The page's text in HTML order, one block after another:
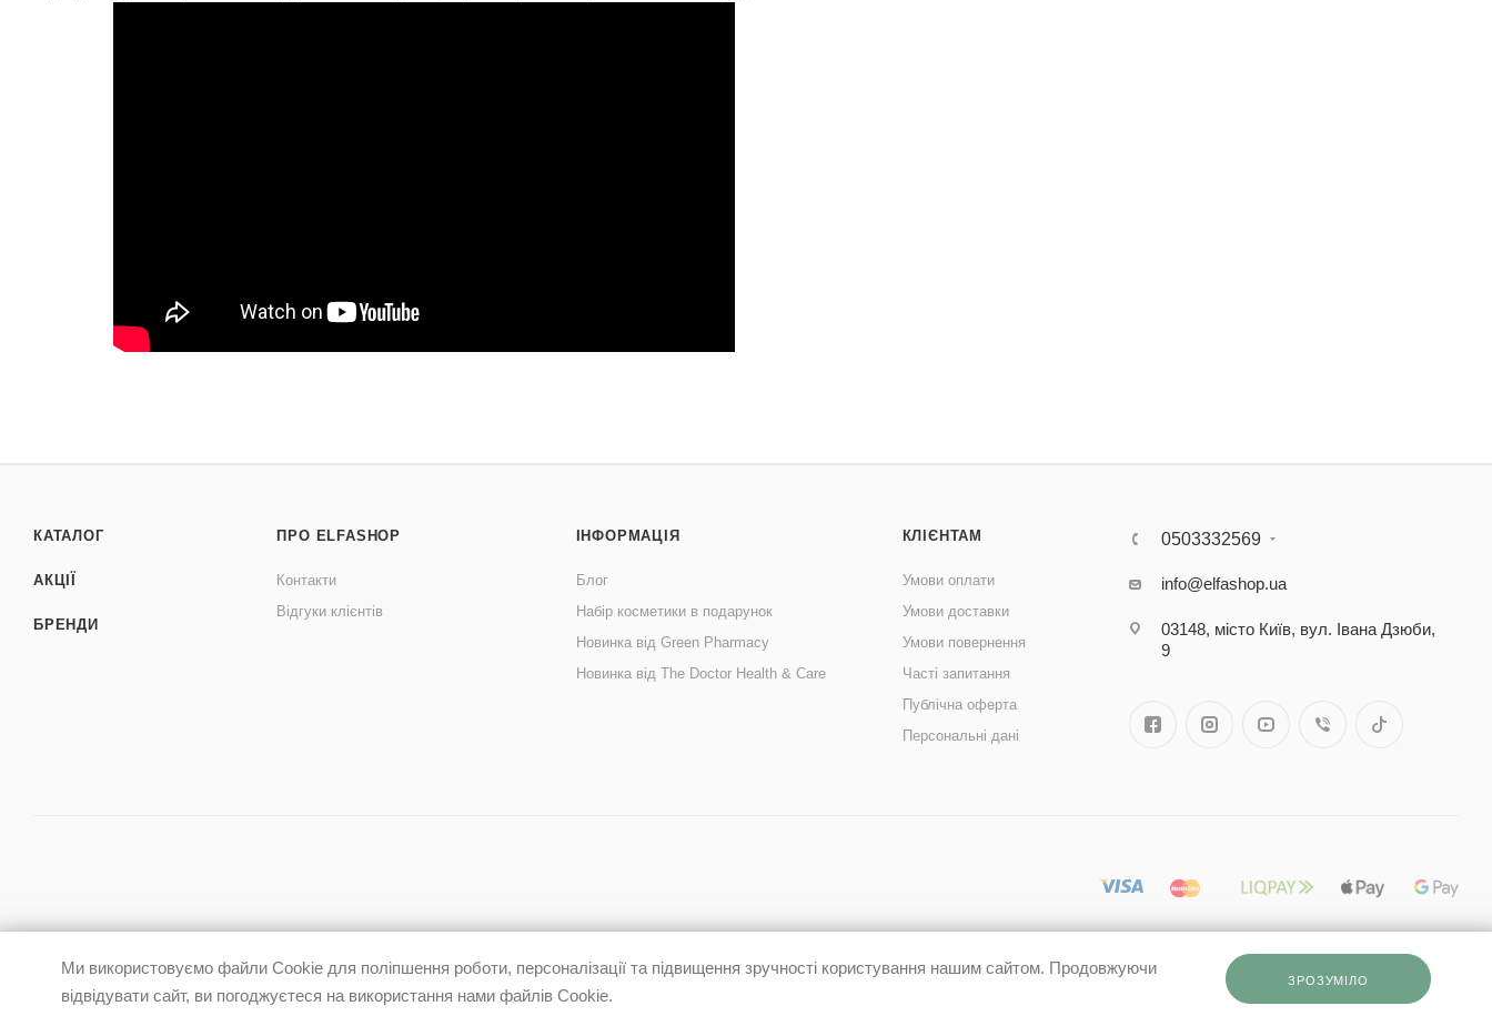
КАТАЛОГ
АКЦІЇ
БРЕНДИ
ПРО ELFASHOP
Контакти
Відгуки клієнтів
ІНФОРМАЦІЯ
Блог
Набір косметики в подарунок
Новинка від Green Pharmacy
Новинка від The Doctor Health & Care
КЛІЄНТАМ
Умови оплати
Умови доставки
Умови повернення
Часті запитання
Публічна оферта
Персональні дані
0503332569
info@elfashop.ua
03148, місто Київ, вул. Івана Дзюби,
9
Ми використовуємо файли Cookie для поліпшення роботи, персоналізації та підвищення зручності користування нашим сайтом. Продовжуючи
відвідувати сайт, ви погоджуєтеся на використання нами файлів Cookie.
ЗРОЗУМІЛО